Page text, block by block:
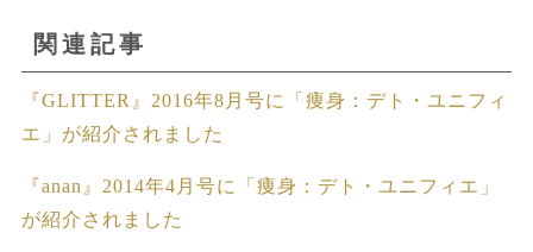
関連記事
『GLITTER』2016年8月号に「痩身：デト・ユニフィ
エ」が紹介されました
『anan』2014年4月号に「痩身：デト・ユニフィエ」
が紹介されました